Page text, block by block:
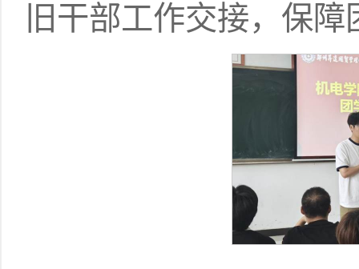
旧干部工作交接，保